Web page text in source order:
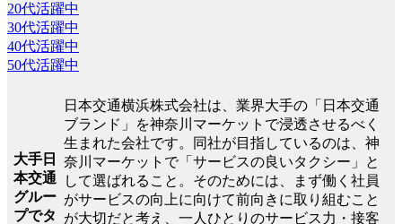
20代活躍中
30代活躍中
40代活躍中
50代活躍中
大手日
本交通
グルー
プでタ
日本交通横浜株式会社は、業界大手の「日本交通
ブランド」を神奈川マーケットで浸透させるべく
生まれた会社です。同社が目指しているのは、神
奈川マーケットで「サービスの良いタクシー」と
して選ばれること。そのためには、まず働く社員
がサービスの向上に向けて前向きに取り組むこと
が大切だと考え、一人ひとりのサービス力・接客